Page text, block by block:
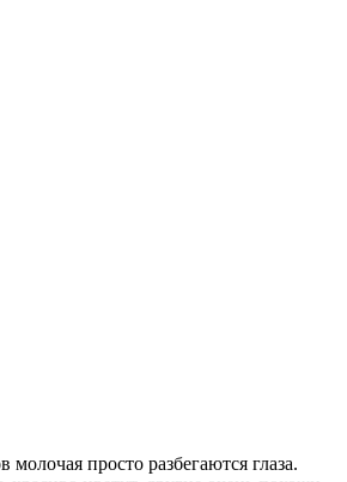
молочая просто разбегаются глаза.